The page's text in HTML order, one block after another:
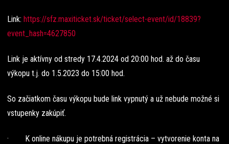
Link: https://sfz.maxiticket.sk/ticket/select-event/id/18839?
event_hash=4627850
Link je aktívny od stredy 17.4.2024 od 20:00 hod. až do času
výkopu t.j. do 1.5.2023 do 15:00 hod.
So začiatkom času výkopu bude link vypnutý a už nebude možné si
vstupenky zakúpiť.
· K online nákupu je potrebná registrácia – vytvorenie konta na